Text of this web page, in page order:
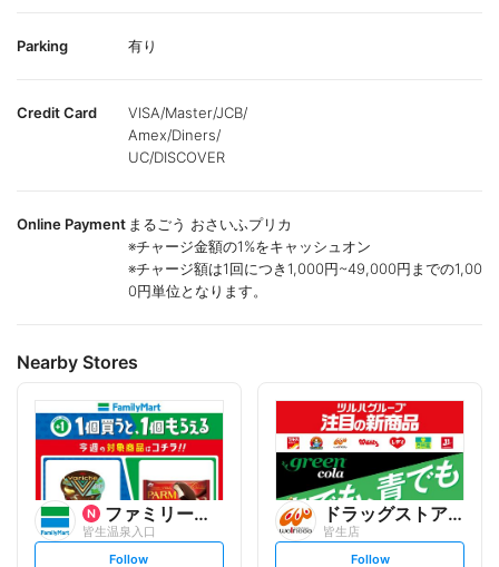
Parking 有り
Credit Card
VISA/Master/JCB/
Amex/Diners/
UC/DISCOVER
Online Payment まるごう おさいふプリカ
※チャージ金額の1%をキャッシュオン
※チャージ額は1回につき1,000円~49,000円までの1,00
0円単位となります。
Nearby Stores
ファミリーマート
皆生温泉入口
s
Follow
ドラッグストアウェルネス
皆生店
s
Follow